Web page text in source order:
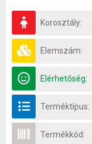
Korosztály:
Elemszám:
Elérhetőség:
Terméktípus:
Termékkód: